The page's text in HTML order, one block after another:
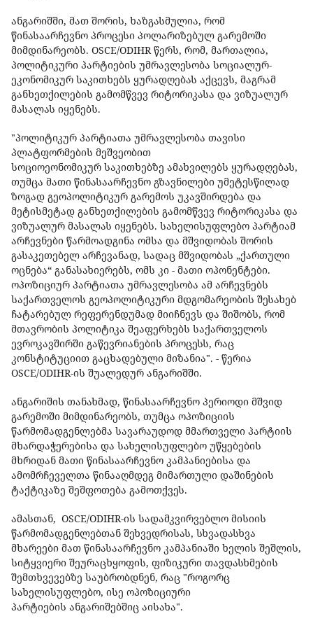
ანგარიშში, მათ შორის, ხაზგასმულია, რომ
წინასაარჩევნო პროცესი პოლარიზებულ გარემოში
მიმდინარეობს. OSCE/ODIHR წერს, რომ, მართალია,
პოლიტიკური პარტიების უმრავლესობა სოციალურ-
ეკონომიკურ საკითხებს ყურადღებას აქცევს, მაგრამ
განხეთქილების გამომწვევ რიტორიკასა და ვიზუალურ
მასალას იყენებს.
"პოლიტიკურ პარტიათა უმრავლესობა თავისი
პლატფორმების მეშვეობით
სოციოეონომიკურ საკითხებზე ამახვილებს ყურადღებას,
თუმცა მათი წინასაარჩევნო გზავნილები უმეტესწილად
ზოგად გეოპოლიტიკურ გარემოს უკავშირდება და
მეტისმეტად განხეთქილების გამომწვევ რიტორიკასა და
ვიზუალურ მასალას იყენებს. სახელისუფლებო პარტიამ
არჩევნები წარმოადგინა ომსა და მშვიდობას შორის
გასაკეთებელ არჩევანად, სადაც მშვიდობას „ქართული
ოცნება“ განასახიერებს, ომს კი - მათი ოპონენტები.
ოპოზიციურ პარტიათა უმრავლესობა ამ არჩევნებს
საქართველოს გეოპოლიტიკური მდგომარეობის შესახებ
ჩატარებულ რეფერენდუმად მიიჩნევს და შიშობს, რომ
მთავრობის პოლიტიკა შეაფერხებს საქართველოს
ევროკავშირში გაწევრიანების პროცესს, რაც
კონსტიტუციით გაცხადებული მიზანია". - წერია
OSCE/ODIHR-ის შუალედურ ანგარიშში.
ანგარიშის თანახმად, წინასაარჩევნო პერიოდი მშვიდ
გარემოში მიმდინარეობს, თუმცა ოპოზიციის
წარმომადგენლებმა სავარაუდოდ მმართველი პარტიის
მხარდაჭერებისა და სახელისუფლებო უწყებების
მხრიდან მათი წინასაარჩევნო კამპანიებისა და
ამომრჩეველთა წინააღმდეგ მიმართული დაშინების
ტაქტიკაზე შეშფოთება გამოთქვეს.
ამასთან, OSCE/ODIHR-ის სადამკვირვებლო მისიის
წარმომადგენლებთან შეხვედრისას, სხვადასხვა
მხარეები მათ წინასაარჩევნო კამპანიაში ხელის შეშლის,
სიტყვიერი შეურაცხყოფის, ფიზიკური თავდასხმების
შემთხვევებზე საუბრობდნენ, რაც "როგორც
სახელისუფლებო, ისე ოპოზიციური
პარტიების ანგარიშებშიც აისახა".